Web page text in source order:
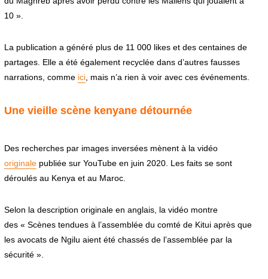
10 ».
La publication a généré plus de 11 000 likes et des centaines de
partages. Elle a été également recyclée dans d’autres fausses
narrations, comme ici, mais n’a rien à voir avec ces événements.
Une vieille scène kenyane détournée
Des recherches par images inversées mènent à la vidéo
originalepubliée sur YouTube en juin 2020. Les faits se sont
déroulés au Kenya et au Maroc.
Selon la description originale en anglais, la vidéo montre
des « Scènes tendues à l’assemblée du comté de Kitui après que
les avocats de Ngilu aient été chassés de l’assemblée par la
sécurité ».